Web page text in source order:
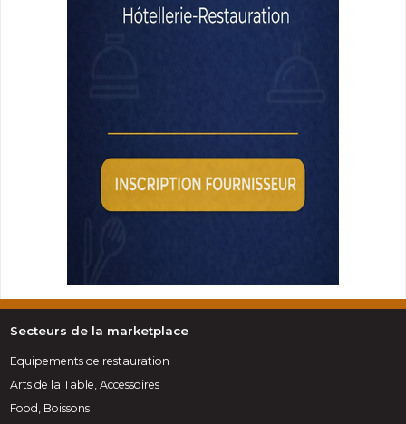
Secteurs de la marketplace
Equipements de restauration
Arts de la Table, Accessoires
Food, Boissons